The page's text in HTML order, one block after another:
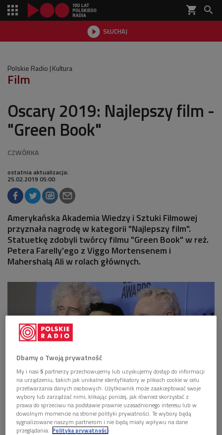
shopping_cart 
 SŁUCHAJ

Polskie Radio Kultura
Film
Oscary 2019: Najlepszy film -
"Green Book"
ostatnia aktualizacja:
25.02.2019 05:00
Amerykańska Akademia Wiedzy i Sztuki Filmowej
przyznała nagrodę w kategorii "Najlepszy film".
Statuetkę zdobyli twórcy filmu "Green Book" w reż.
Petera Farelly'ego z Viggo Mortensenem i
Mahershalą Ali w rolach głównych.
Członkowie grupy Queen - Roger Taylor (po prawej) i Brian May (po lewej)
oraz Rami Malek (w środku) podczas rozdania Złotych Globów Foto:
PAP/EPA/MIKE NELSON
Dbamy o Twoją prywatność
My i nasi5 partnerzy przechowujemy lub uzyskujemy dostęp do informacji
na urządzeniu, takich jak unikalne identyfikatory w plikach cookie w celu
przetwarzania danych osobowych. Użytkownik może zaakceptować swoje
wybory lub zarządzać nimi, klikając poniżej, jak również skorzystać z
prawa do sprzeciwu na podstawie prawnie uzasadnionego interesu lub w
dowolnym momencie na stronie polityki prywatności. Te wybory będą
sygnalizowane naszym partnerom i nie będą miały wpływu na dane
przeglądania. Polityka prywatności